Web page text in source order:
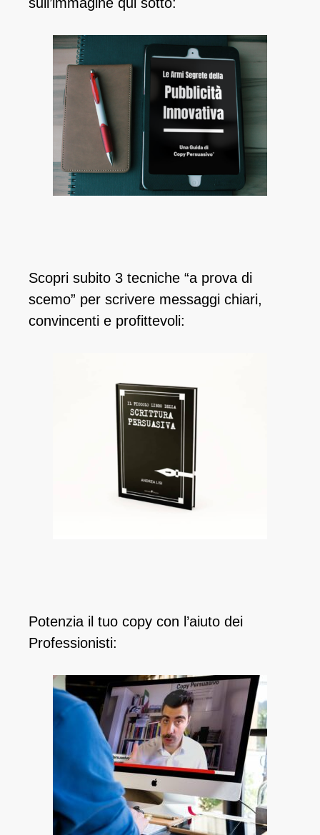
sull’immagine qui sotto:
Scopri subito 3 tecniche “a prova di
scemo” per scrivere messaggi chiari,
convincenti e profittevoli:
Potenzia il tuo copy con l’aiuto dei
Professionisti: